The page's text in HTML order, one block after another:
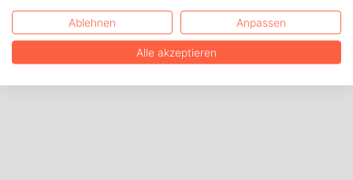
Ablehnen Anpassen
Alle akzeptieren